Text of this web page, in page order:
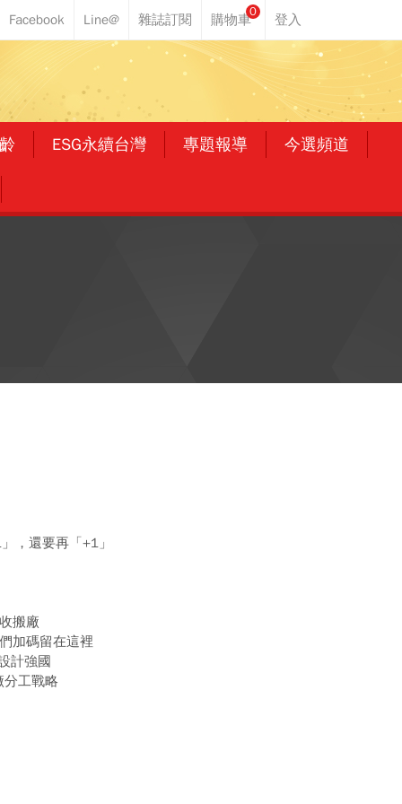
0
ESG永續台灣 專題報導 今選頻道
，還要再「+1」
搬廠
加碼留在這裡
計強國
工戰略